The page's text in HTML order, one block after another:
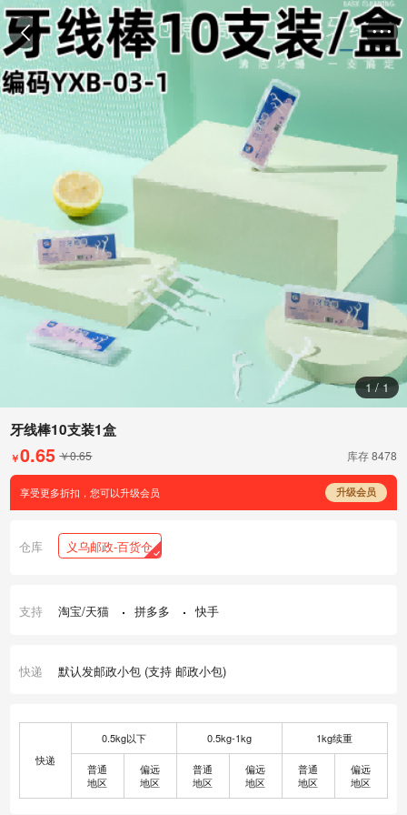
 
1/ 1
牙线棒10支装1盒
￥0.65 ￥0.65 库存8478
享受更多折扣，您可以升级会员 升级会员
仓库 义乌邮政-百货仓
支持 淘宝/天猫 拼多多 快手
快递 默认发邮政小包 (支持 邮政小包)
快递
0.5kg以下 0.5kg-1kg 1kg续重
普通
地区
偏远
地区
普通
地区
偏远
地区
普通
地区
偏远
地区